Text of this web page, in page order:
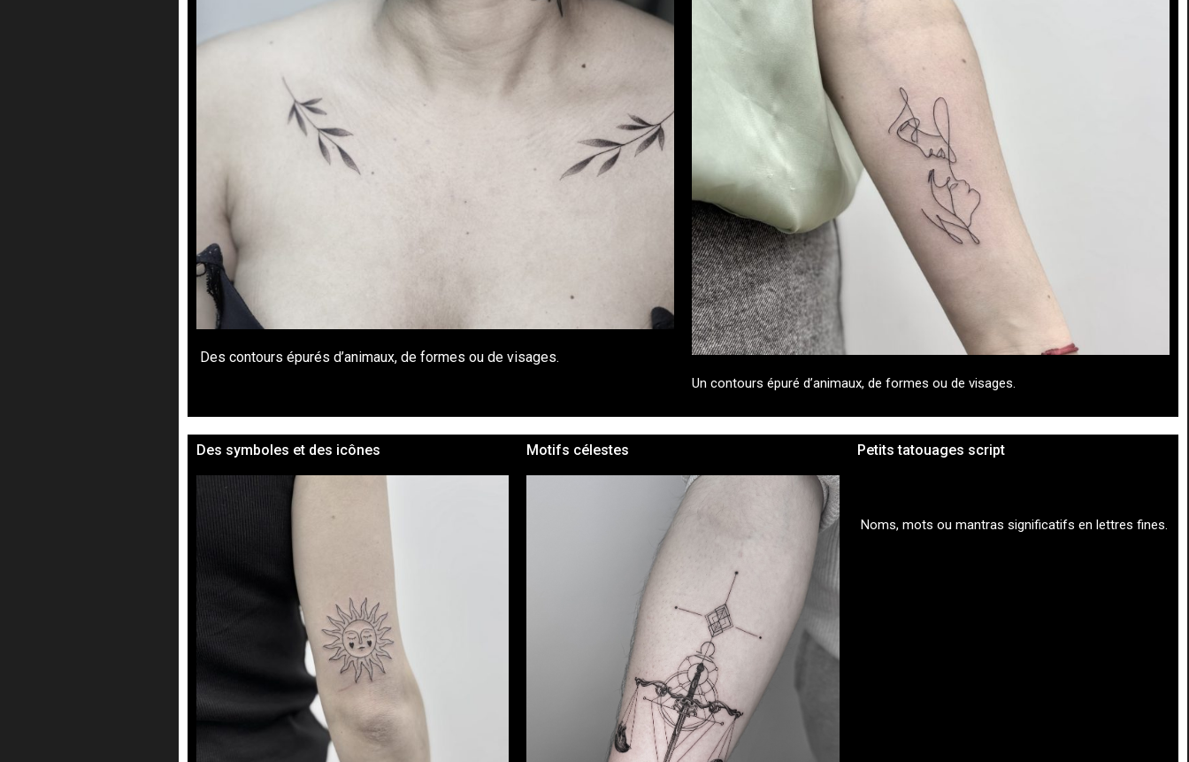
Des contours épurés d’animaux, de formes ou de visages.
Un contours épuré d’animaux, de formes ou de visages.
Des symboles et des icônes Motifs célestes Petits tatouages script
Noms, mots ou mantras significatifs en lettres fines.